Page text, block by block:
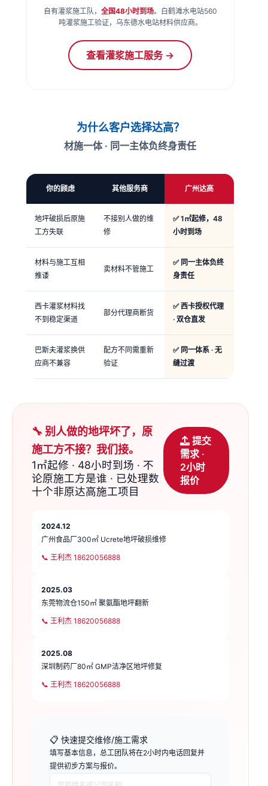
自有灌浆施工队， 全国48小时到场。白鹤滩水电站560
吨灌浆施工验证，乌东德水电站材料供应商。
查看灌浆施工服务 →
为什么客户选择达高？
材施一体 · 同一主体负终身责任
你的顾虑 其他服务商 广州达高
地坪破损后原施
工方失联
不接别人做的维
修
✅ 1㎡起修，48
小时到场
材料与施工互相
推诿
卖材料不管施工
✅ 同一主体负终
身责任
西卡灌浆材料找
不到稳定渠道
部分代理商断货
✅ 西卡授权代理
· 双仓直发
巴斯夫灌浆换供
应商不兼容
配方不同需重新
验证
✅ 同一体系 · 无
缝过渡
🔧 别人做的地坪坏了，原
施工方不接？我们接。
1㎡起修 · 48小时到场 · 不
论原施工方是谁 · 已处理数
十个非原达高施工项目
提交
需求 ·
2小时
报价
2024.12
广州食品厂300㎡ Ucrete地坪破损维修
📞 王利杰 18620056888
2025.03
东莞物流仓150㎡ 聚氨酯地坪翻新
📞 王利杰 18620056888
2025.08
深圳制药厂80㎡ GMP洁净区地坪修复
📞 王利杰 18620056888
📋 快速提交维修/施工需求
填写基本信息，总工团队将在2小时内电话回复并
提供初步方案与报价。